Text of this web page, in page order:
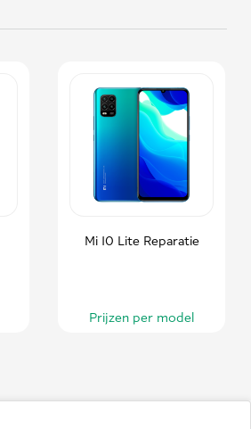
Mi 10 Lite Reparatie
Prijzen per model